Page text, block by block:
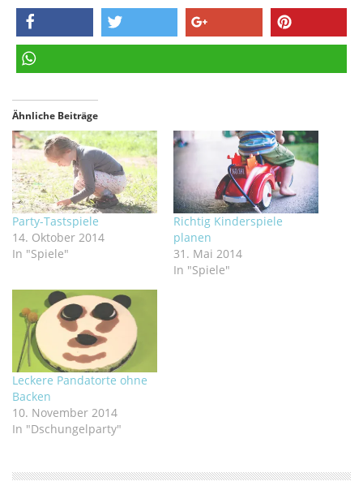
teilen
Ähnliche Beiträge
Party-Tastspiele
14. Oktober 2014
In "Spiele"
Richtig Kinderspiele
planen
31. Mai 2014
In "Spiele"
Leckere Pandatorte ohne
Backen
10. November 2014
In "Dschungelparty"